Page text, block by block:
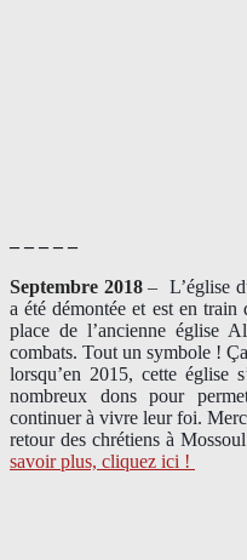
– – – – –
Septembre 2018– L’église
a été démontée et est en
place de l’ancienne église
combats. Tout un symbole !
lorsqu’en 2015, cette église
nombreux dons pour
continuer à vivre leur foi.
retour des chrétiens à
savoir plus, cliquez ici !